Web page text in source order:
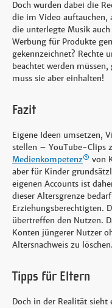
Doch wurden dabei die
die im Video auftauchen,
die unterlegte Musik auch
Werbung für Produkte
gekennzeichnet? Rechte
beachtet werden
muss sie aber einhalten!
Fazit
Eigene Ideen umsetzen,
stellen – YouTube-Clips
Medienkompetenz
von
aber für Kinder
eigenen Accounts ist
dieser Altersgrenze
Erziehungsberechtigten.
übertreffen den Nutzen.
Konten jüngerer Nutzer
Altersnachweis zu löschen.
Tipps für Eltern
Doch in der Realität sieht